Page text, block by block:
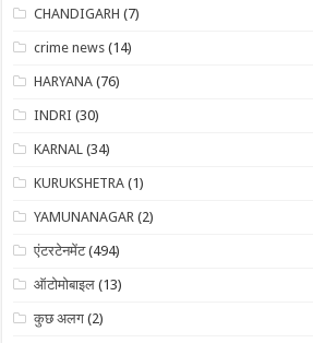
CHANDIGARH (7)
crime news (14)
HARYANA (76)
INDRI (30)
KARNAL (34)
KURUKSHETRA (1)
YAMUNANAGAR (2)
एंटरटेनमेंट(494)
ऑटोमोबाइल (13)
कुछ अलग (2)